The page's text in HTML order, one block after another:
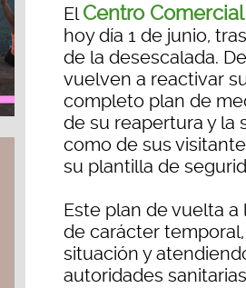
ElCentro
hoy día 1 de junio,
de la desescalada.
vuelven a reactivar
completo plan de
de su reapertura y la
como de sus
su plantilla de
Este plan de vuelta
de carácter
situación y
autoridades